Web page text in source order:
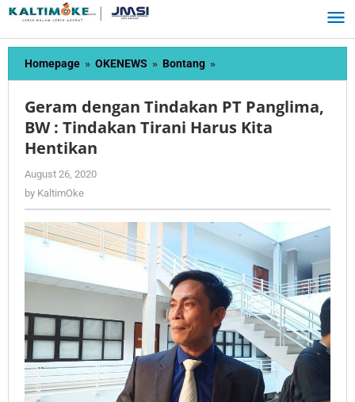
Skip
content
Homepage » OKENEWS » Bontang »
dengan
PT
Panglima,
Harus
Hentikan
Geram dengan Tindakan PT Panglima,
BW : Tindakan Tirani Harus Kita
Hentikan
August 26, 2020
by KaltimOke